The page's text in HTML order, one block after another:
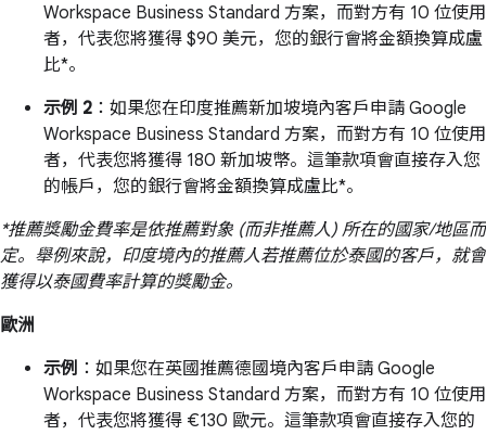
Workspace Business Standard 方案，而對方有 10 位使用
者，代表您將獲得 $90 美元，您的銀行會將金額換算成盧
比*。
示例 2 ：如果您在印度推薦新加坡境內客戶申請 Google
Workspace Business Standard 方案，而對方有 10 位使用
者，代表您將獲得 180 新加坡幣。這筆款項會直接存入您
的帳戶，您的銀行會將金額換算成盧比*。
*推薦獎勵金費率是依推薦對象 (而非推薦人) 所在的國家/地區而
定。舉例來說，印度境內的推薦人若推薦位於泰國的客戶，就會
獲得以泰國費率計算的獎勵金。
歐洲
示例 ：如果您在英國推薦德國境內客戶申請 Google
Workspace Business Standard 方案，而對方有 10 位使用
者，代表您將獲得 €130 歐元。這筆款項會直接存入您的